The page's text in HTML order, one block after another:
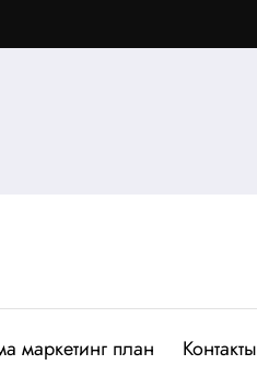
маркетинг план Контакты